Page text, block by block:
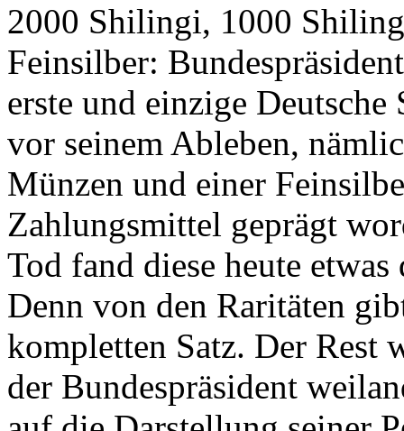
2000 Shilingi, 1000
Feinsilber:
erste und einzige Deutsche
vor seinem Ableben,
Münzen und einer
Zahlungsmittel geprägt
Tod fand diese heute
Denn von den Raritäten
kompletten Satz. Der Rest
der Bundespräsident